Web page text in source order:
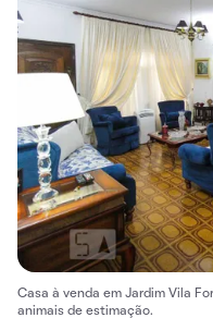
Casa à venda em Jardim Vila
animais de estimação.